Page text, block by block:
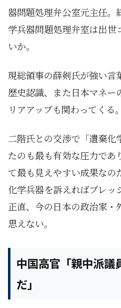
器問題処理弁公室元主任。
学兵器問題処理弁室は出世
いか。
現総領事の薛剣氏が強い言
歴史認識、また日本マネー
リアアップも関わってくる。
二階氏との交渉で「遺棄化
たのも最も有効な圧力であ
て最も見えやすい成果なの
化学兵器を訴えればプレッ
正直、今の日本の政治家・
思えない。
中国高官「親中派議
だ」